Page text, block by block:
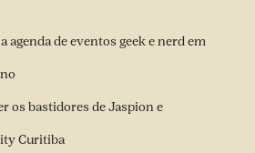
agenda de eventos geek e nerd em
os bastidores de Jaspion e
Curitiba